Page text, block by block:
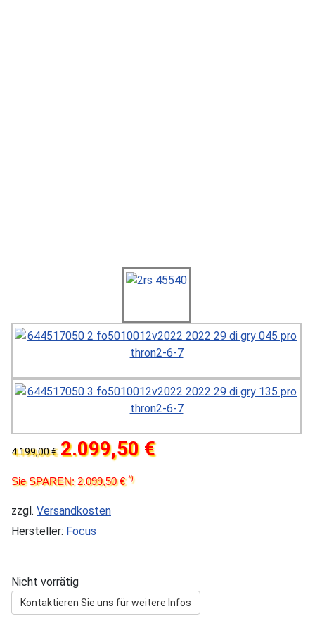
4.199,00 € 2.099,50 €
Sie SPAREN: 2.099,50 €*)
zzgl. Versandkosten
Hersteller: Focus
Nicht vorrätig
Kontaktieren Sie uns für weitere Infos